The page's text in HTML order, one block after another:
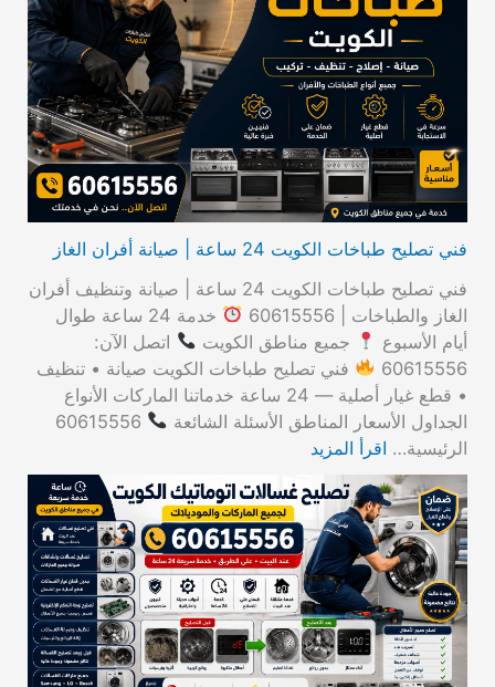
فني تصليح طباخات الكويت 24 ساعة | صيانة أفران الغاز
فني تصليح طباخات الكويت 24 ساعة | صيانة وتنظيف أفران
الغاز والطباخات | 60615556
خدمة 24 ساعة طوال
أيام الأسبوع
جميع مناطق الكويت
اتصل الآن:
60615556
فني تصليح طباخات الكويت صيانة • تنظيف
• قطع غيار أصلية — 24 ساعة خدماتنا الماركات الأنواع
الجداول الأسعار المناطق الأسئلة الشائعة
60615556
الرئيسية… اقرأ المزيد